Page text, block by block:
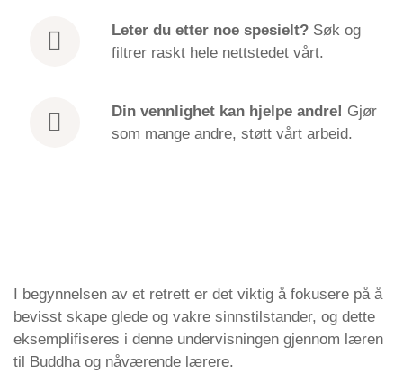
Leter du etternoe spesielt? Søk og
filtrer raskt hele nettstedet vårt.
Din vennlighet kan hjelpe andre! Gjør
som mange andre, støtt vårt arbeid.
I begynnelsen av et retrett er det viktig å fokusere på å
bevisst skape glede og vakre sinnstilstander, og dette
eksemplifiseres i denne undervisningen gjennom læren
til Buddha og nåværende lærere.